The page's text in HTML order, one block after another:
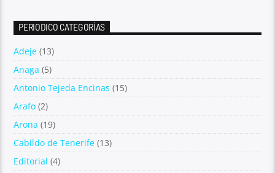
PERIODICO CATEGORÍAS
Adeje (13)
Anaga (5)
Antonio Tejeda Encinas (15)
Arafo (2)
Arona (19)
Cabildo de Tenerife (13)
Editorial (4)